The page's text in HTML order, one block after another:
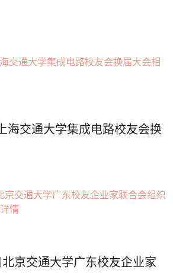
海交通大学集成电路校友会换
京交通大学广东校友企业家